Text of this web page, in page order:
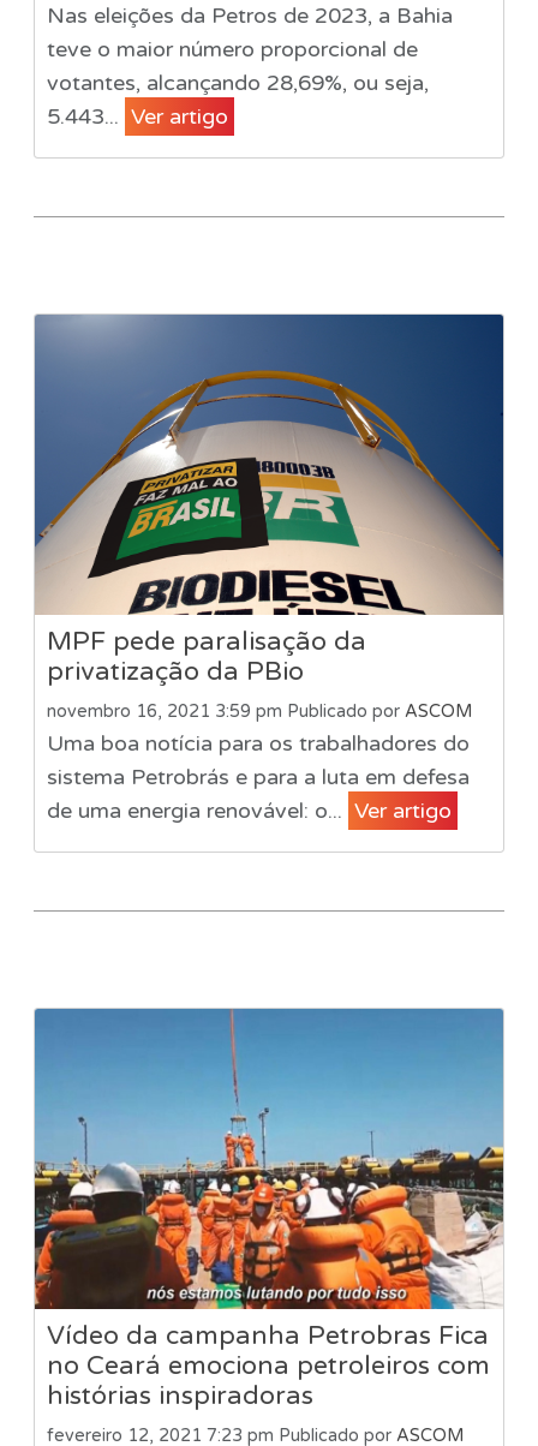
Nas eleições da Petros de 2023, a Bahia
teve o maior número proporcional de
votantes, alcançando 28,69%, ou seja,
5.443... Ver artigo
MPF pede paralisação da
privatização da PBio
novembro 16, 2021 3:59 pm Publicado por ASCOM
Uma boa notícia para os trabalhadores do
sistema Petrobrás e para a luta em defesa
de uma energia renovável: o... Ver artigo
Vídeo da campanha Petrobras Fica
no Ceará emociona petroleiros com
histórias inspiradoras
fevereiro 12, 2021 7:23 pm Publicado por ASCOM